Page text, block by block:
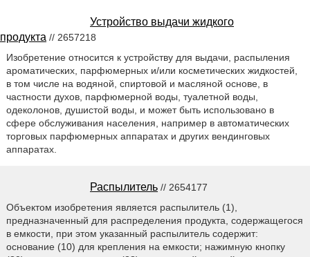
Устройство выдачи жидкого
продукта // 2657218
Изобретение относится к устройству для выдачи, распыления
ароматических, парфюмерных и/или косметических жидкостей,
в том числе на водяной, спиртовой и масляной основе, в
частности духов, парфюмерной воды, туалетной воды,
одеколонов, душистой воды, и может быть использовано в
сфере обслуживания населения, например в автоматических
торговых парфюмерных аппаратах и других вендинговых
аппаратах.
Распылитель // 2654177
Объектом изобретения является распылитель (1),
предназначенный для распределения продукта, содержащегося
в емкости, при этом указанный распылитель содержит:
основание (10) для крепления на емкости; нажимную кнопку